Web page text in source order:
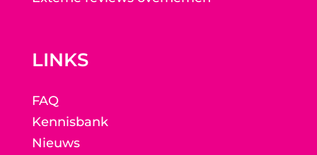
LINKS
FAQ
Kennisbank
Nieuws